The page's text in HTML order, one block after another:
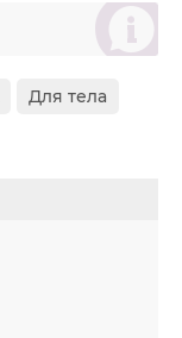
စ
Для тела